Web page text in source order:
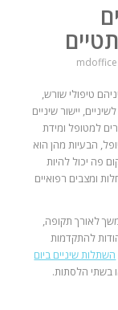
mdoffice
טיפולי שורש,
יישור שיניים
למטופל ומידת
הבעיות מהן הוא
פה יכול להיות
ומצבים רפואיים
לאורך תקופה,
להתקדמות
השתלות שיניים ביום
בשתי הלסתות.